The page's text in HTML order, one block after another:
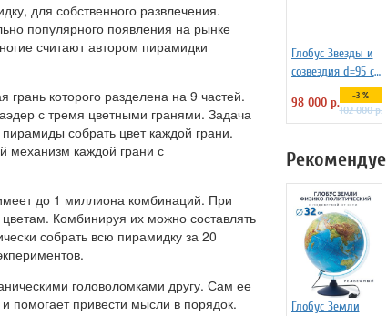
для собственного развлечения.
популярного появления на рынке
считают автором пирамидки
которого разделена на 9 частей.
с тремя цветными гранями. Задача
собрать цвет каждой грани.
механизм каждой грани с
до 1 миллиона комбинаций. При
Комбинируя их можно составлять
собрать всю пирамидку за 20
головоломками другу. Сам ее
помогает привести мысли в порядок.
Глобус Звезды и
созвездия d=95 см
на пластиковой
подставке, арт.
134681
98 000 р. -3 %
102 000 р.
Глобус Земли